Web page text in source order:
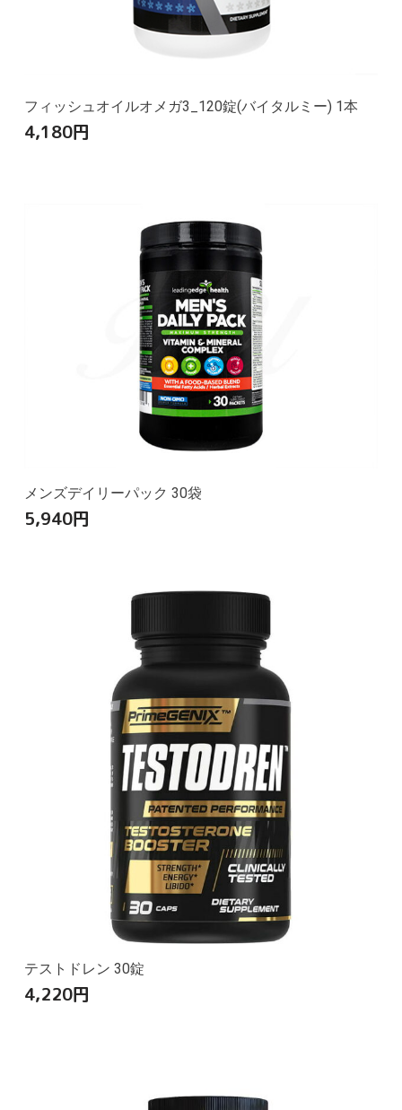
フィッシュオイルオメガ3_120錠(バイタルミー) 1本
4,180円
メンズデイリーパック 30袋
5,940円
テストドレン 30錠
4,220円